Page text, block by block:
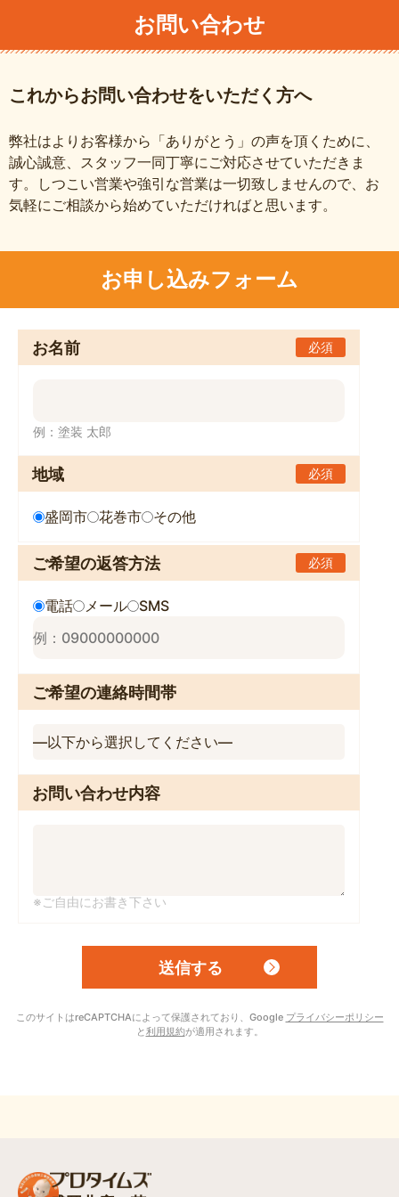
お問い合わせ
これからお問い合わせをいただく方へ
弊社はよりお客様から「ありがとう」の声を頂くために、
誠心誠意、スタッフ一同丁寧にご対応させていただきま
す。しつこい営業や強引な営業は一切致しませんので、お
気軽にご相談から始めていただければと思います。
お申し込みフォーム
お名前 必須
例：塗装 太郎
地域 必須
盛岡市 花巻市 その他
ご希望の返答方法 必須
電話 メール SMS
ご希望の連絡時間帯
お問い合わせ内容
※ご自由にお書き下さい
このサイトはreCAPTCHAによって保護されており、Google プライバシーポリシー
と利用規約が適用されます。